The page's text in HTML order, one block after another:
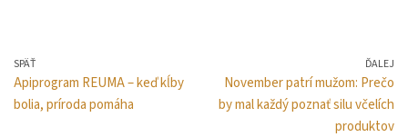
SPÄŤ
Apiprogram REUMA – keď kĺby
bolia, príroda pomáha
ĎALEJ
November patrí mužom: Prečo
by mal každý poznať silu včelích
produktov